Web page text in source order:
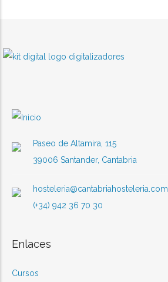
Paseo de Altamira, 115
39006 Santander, Cantabria
hosteleria@cantabriahosteleria.com
(+34) 942 36 70 30
Enlaces
Cursos